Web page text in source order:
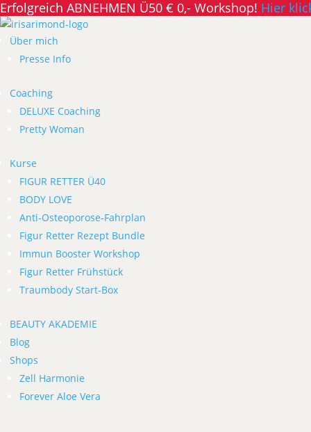
Erfolgreich ABNEHMEN Ü50 € 0,- Workshop! Hier
Über mich
Presse Info
Coaching
DELUXE Coaching
Pretty Woman
Kurse
FIGUR RETTER Ü40
BODY LOVE
Anti-Osteoporose-Fahrplan
Figur Retter Rezept Bundle
Immun Booster Workshop
Figur Retter Frühstück
Traumbody Start-Box
BEAUTY AKADEMIE
Blog
Shops
Zell Harmonie
Forever Aloe Vera